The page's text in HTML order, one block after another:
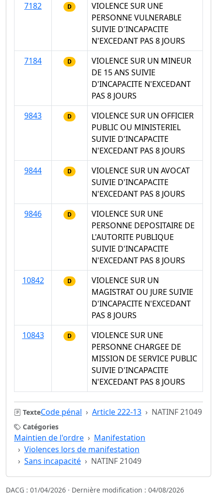
7182
D
VIOLENCE SUR UNE
PERSONNE VULNERABLE
SUIVIE D'INCAPACITE
N'EXCEDANT PAS 8 JOURS
7184
D
VIOLENCE SUR UN MINEUR
DE 15 ANS SUIVIE
D'INCAPACITE N'EXCEDANT
PAS 8 JOURS
9843
D
VIOLENCE SUR UN OFFICIER
PUBLIC OU MINISTERIEL
SUIVIE D'INCAPACITE
N'EXCEDANT PAS 8 JOURS
9844
D
VIOLENCE SUR UN AVOCAT
SUIVIE D'INCAPACITE
N'EXCEDANT PAS 8 JOURS
9846
D
VIOLENCE SUR UNE
PERSONNE DEPOSITAIRE DE
L'AUTORITE PUBLIQUE
SUIVIE D'INCAPACITE
N'EXCEDANT PAS 8 JOURS
10842
D
VIOLENCE SUR UN
MAGISTRAT OU JURE SUIVIE
D'INCAPACITE N'EXCEDANT
PAS 8 JOURS
10843
D
VIOLENCE SUR UNE
PERSONNE CHARGEE DE
MISSION DE SERVICE PUBLIC
SUIVIE D'INCAPACITE
N'EXCEDANT PAS 8 JOURS
TexteCode pénal Article 222-13 NATINF 21049
Catégories
Maintien de l'ordre
Manifestation
Violences lors de manifestation
Sans incapacité
NATINF 21049
DACG : 01/04/2026 · Dernière modification : 04/08/2026